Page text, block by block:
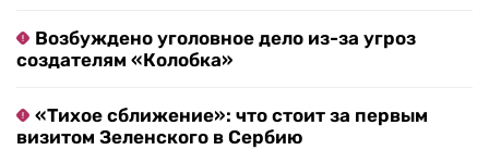
Возбуждено уголовное дело из-за угроз
создателям «Колобка»
«Тихое сближение»: что стоит за первым
визитом Зеленского в Сербию